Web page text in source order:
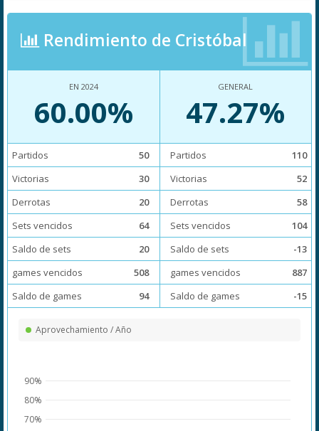
Rendimiento de Cristóbal
EN 2024
60.00%
Partidos
50
Victorias
30
Derrotas
20
Sets vencidos
64
Saldo de sets
20
games vencidos
508
Saldo de games
94
GENERAL
47.27%
Partidos
110
Victorias
52
Derrotas
58
Sets vencidos
104
Saldo de sets
-13
games vencidos
887
Saldo de games
-15
Aprovechamiento / Año
70%
80%
90%